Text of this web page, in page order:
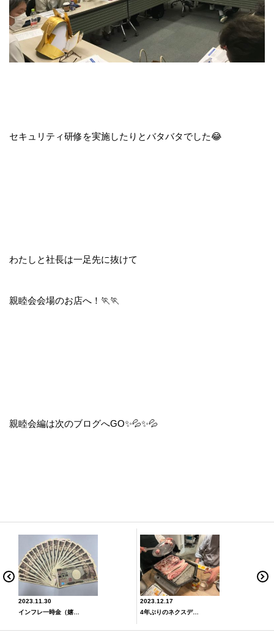
セキュリティ研修を実施したりとバタバタでした😂
わたしと社長は一足先に抜けて
親睦会会場のお店へ！🏃🏃
親睦会編は次のブログへGO✨💦✨💦
2023.11.30
インフレ一時金（嬉々）！！
2023.12.17
4年ぶりのネクスディ大忘年会開催～(*^▽^*)👏✨Part1